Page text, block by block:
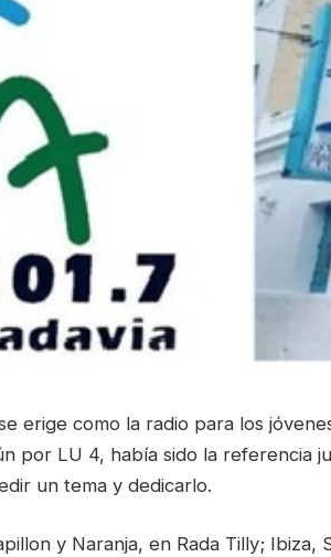
erige como la radio para los
por LU 4, había sido la referencia
un tema y dedicarlo.
y Naranja, en Rada Tilly; Ibiza,